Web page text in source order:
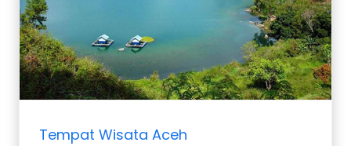
Tempat Wisata Aceh